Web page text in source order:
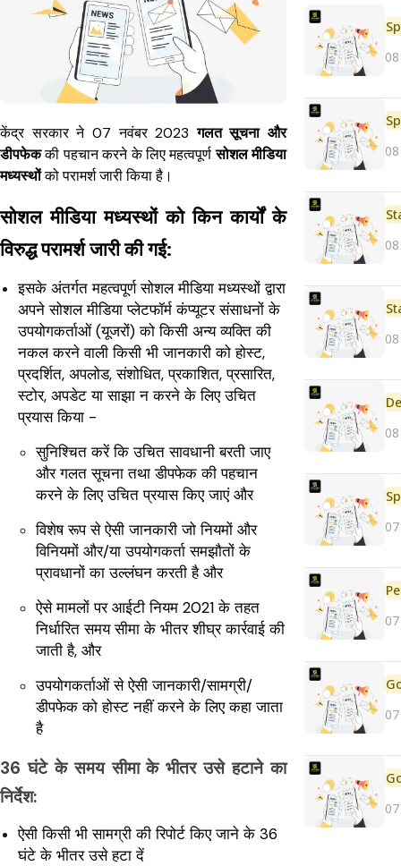
केंद्र सरकार ने 07 नवंबर 2023गलत सूचना और
डीपफेककी पहचान करने के लिए महत्वपूर्णसोशल मीडिया
मध्यस्थोंको परामर्श जारी किया है।
सोशल मीडिया मध्यस्थों को किन कार्यों के
विरुद्ध परामर्श जारी की गई:
इसके अंतर्गत महत्वपूर्ण सोशल मीडिया मध्यस्थों द्वारा
अपने सोशल मीडिया प्लेटफॉर्म कंप्यूटर संसाधनों के
उपयोगकर्ताओं (यूजरों) को किसी अन्य व्यक्ति की
नकल करने वाली किसी भी जानकारी को होस्ट,
प्रदर्शित, अपलोड, संशोधित, प्रकाशित, प्रसारित,
स्टोर, अपडेट या साझा न करने के लिए उचित
प्रयास किया -
सुनिश्चित करें कि उचित सावधानी बरती जाए
और गलत सूचना तथा डीपफेक की पहचान
करने के लिए उचित प्रयास किए जाएं और
विशेष रूप से ऐसी जानकारी जो नियमों और
विनियमों और/या उपयोगकर्ता समझौतों के
प्रावधानों का उल्लंघन करती है और
ऐसे मामलों पर आईटी नियम 2021 के तहत
निर्धारित समय सीमा के भीतर शीघ्र कार्रवाई की
जाती है, और
उपयोगकर्ताओं से ऐसी जानकारी/सामग्री/
डीपफेक को होस्ट नहीं करने के लिए कहा जाता
है
36 घंटे के समय सीमा के भीतर उसे हटाने का
निर्देश:
ऐसी किसी भी सामग्री की रिपोर्ट किए जाने के 36
घंटे के भीतर उसे हटा दें